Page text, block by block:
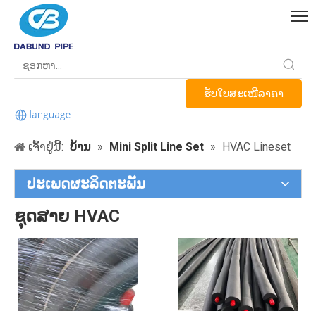
ຮັບໃບສະເໜີລາຄາ
ເຈົ້າຢູ່ນີ້: ບ້ານ » Mini Split Line Set » HVAC Lineset
ປະເພດຜະລິດຕະພັນ
ຊຸດສາຍ HVAC